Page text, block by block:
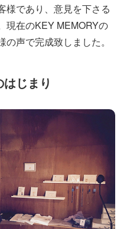
様であり、意見を下さる
現在のKEY MEMORYの
声で完成致しました。
はじまり